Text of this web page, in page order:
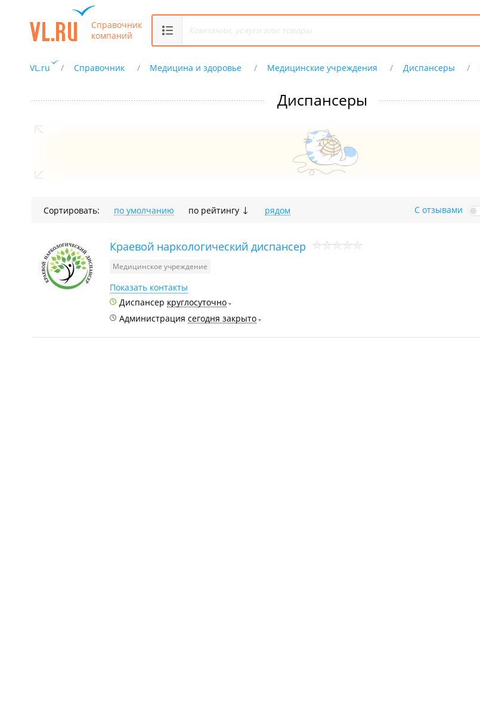
Справочник
компаний
VL.ru Справочник Медицина и здоровье Медицинские учреждения Диспансеры
Диспансеры
Сортировать: по умолчанию по рейтингу рядом С отзывами
Краевой наркологический диспансер
Медицинское учреждение
Показать контакты
Диспансер круглосуточно
Администрация сегодня закрыто